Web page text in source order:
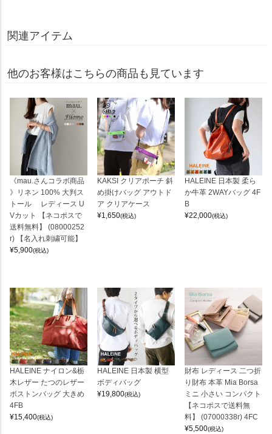
関連アイテム
他のお客様はこちらの商品も見ています
《mau.さんコラボ商品
》リネン 100% 大判ス
トール レディース U
Vカット 【ネコポスで
送料無料】 (08000252
r) 【名入れ刺繍可能】
¥5,900(税込)
KAKSI クリアポーチ 斜
め掛けバッグ アウトド
ア クリアケース
¥1,650(税込)
HALEINE 日本製 柔ら
か牛革 2WAYバッグ 4F
B
¥22,000(税込)
HALEINE ナイロン&栃
木レザー たつのレザー
ボストンバッグ 大きめ
4FB
¥15,400(税込)
HALEINE 日本製 横型
ボディバッグ
¥19,800(税込)
財布 レディース 二つ折
り財布 本革 Mia Borsa
ミニ 小さい コンパクト
【ネコポスで送料無
料】 (07000338r) 4FC
¥5,500(税込)